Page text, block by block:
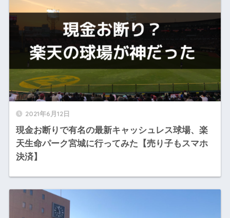
2021年6月12日
現金お断りで有名の最新キャッシュレス球場、楽
天生命パーク宮城に行ってみた【売り子もスマホ
決済】